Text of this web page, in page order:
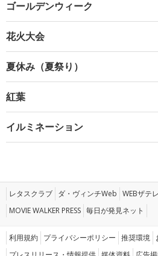
ゴールデンウィーク
花火大会
夏休み（夏祭り）
紅葉
イルミネーション
レタスクラブ ダ・ヴィンチWeb WEBザテ
MOVIE WALKER PRESS 毎日が発見ネット
利用規約 プライバシーポリシー 推奨環境